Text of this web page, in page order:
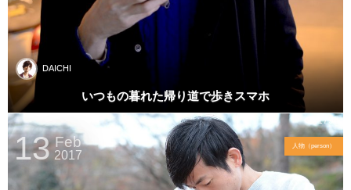
DAICHI
いつもの暮れた帰り道で歩きスマホ
13 Feb
2017
人物（person）
1795